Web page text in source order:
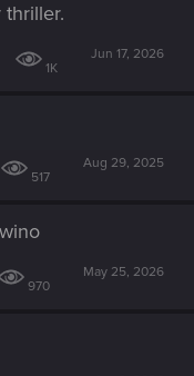
1K
Jun 17, 2026
517
Aug 29, 2025
970
May 25, 2026